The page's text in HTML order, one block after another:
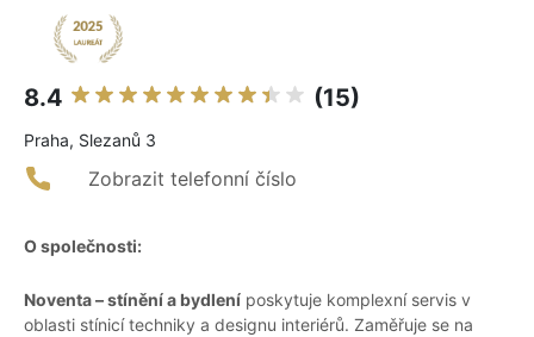
8.4 (15)
Praha, Slezanů 3
Zobrazit telefonní číslo
O společnosti:
Noventa – stínění a bydlení poskytuje komplexní servis v
oblasti stínicí techniky a designu interiérů. Zaměřuje se na